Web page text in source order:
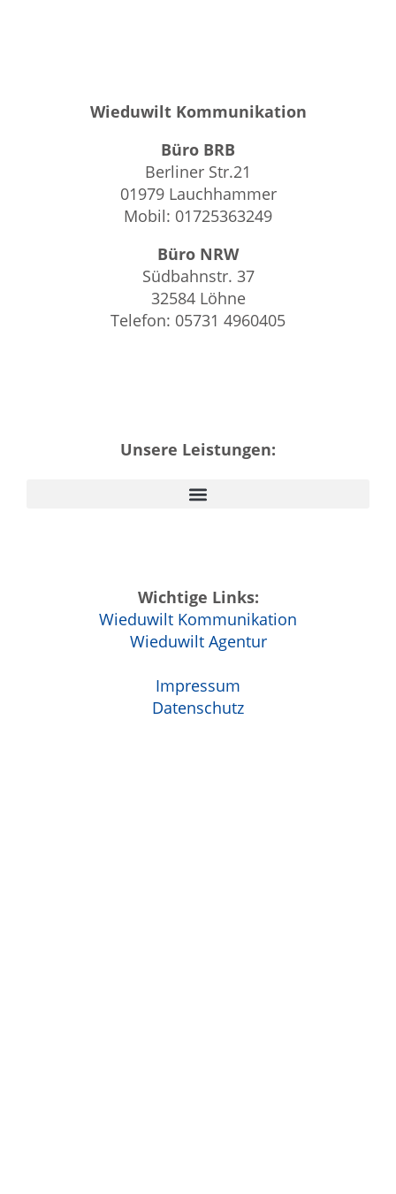
Wieduwilt Kommunikation
Büro BRB
Berliner Str.21
01979 Lauchhammer
Mobil: 01725363249
Büro NRW
Südbahnstr. 37
32584 Löhne
Telefon: 05731 4960405
Unsere Leistungen:
Wichtige Links:
Wieduwilt Kommunikation
Wieduwilt Agentur
Impressum
Datenschutz